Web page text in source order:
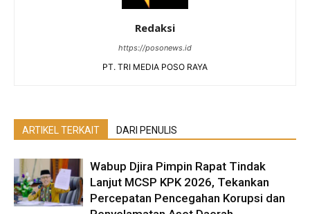
Redaksi
https://posonews.id
PT. TRI MEDIA POSO RAYA
ARTIKEL TERKAIT DARI PENULIS
Wabup Djira Pimpin Rapat Tindak
Lanjut MCSP KPK 2026, Tekankan
Percepatan Pencegahan Korupsi dan